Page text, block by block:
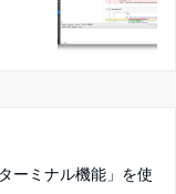
ーミナル機能」を使